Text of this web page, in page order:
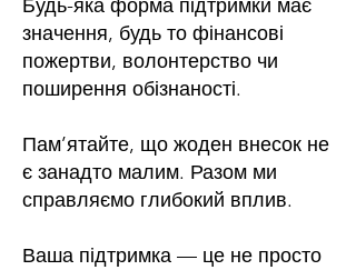
Будь-яка форма підтримки має
значення, будь то фінансові
пожертви, волонтерство чи
поширення обізнаності.
Пам’ятайте, що жоден внесок не
є занадто малим. Разом ми
справляємо глибокий вплив.
Ваша підтримка — це не просто